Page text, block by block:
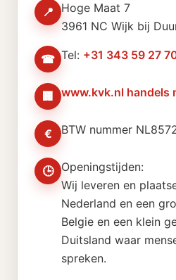
📍
Hoge Maat 7
3961 NC Wijk bij
☎ Tel: +31 343 59 27
🏢 www.kvk.nl handels
€ BTW nummer
🕒 Openingstijden:
Wij leveren en
Nederland en een
Belgie en een klein
Duitsland waar
spreken.